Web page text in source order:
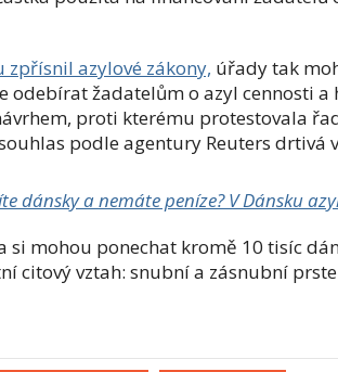
azylové zákony, úřady tak
odebírat žadatelům o azyl cennosti a
proti kterému protestovala
podle agentury Reuters drtivá
dánsky a nemáte peníze? V Dánsku
mohou ponechat kromě 10 tisíc
citový vztah: snubní a zásnubní